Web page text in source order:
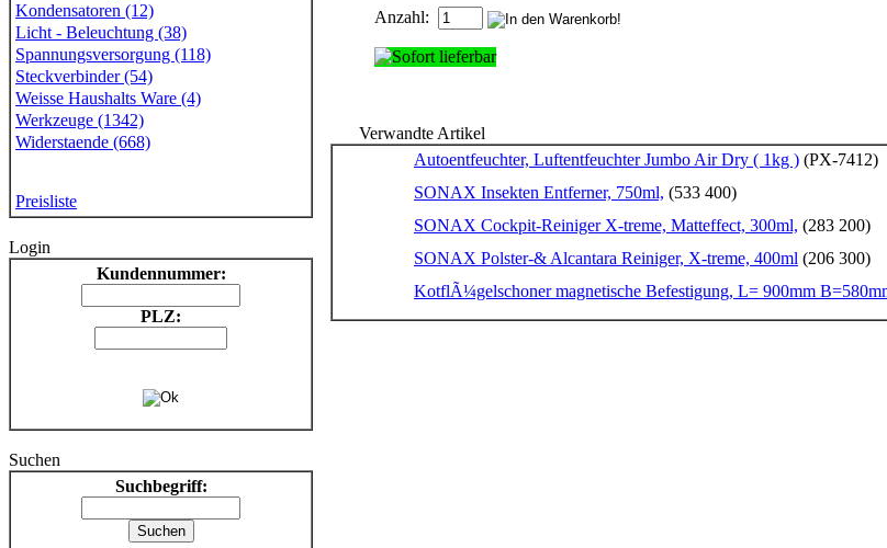
Kondensatoren (12)
Licht - Beleuchtung (38)
Spannungsversorgung (118)
Steckverbinder (54)
Weisse Haushalts Ware (4)
Werkzeuge (1342)
Widerstaende (668)
Preisliste
Login
Kundennummer:
PLZ:
Suchen
Suchbegriff:
Anzahl:
Verwandte Artikel
Autoentfeuchter, Luftentfeuchter Jumbo Air Dry ( 1kg ) (PX-7412)
SONAX Insekten Entferner, 750ml, (533 400)
SONAX Cockpit-Reiniger X-treme, Matteffect, 300ml, (283 200)
SONAX Polster-& Alcantara Reiniger, X-treme, 400ml (206 300)
KotflÃ¼gelschoner magnetische Befestigung, L= 900mm